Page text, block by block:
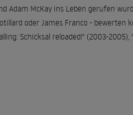
Adam McKay ins Leben gerufen
oder James Franco - bewerten
Schicksal reloaded!" (2003-2005),